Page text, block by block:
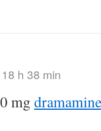
h 38 min
mg